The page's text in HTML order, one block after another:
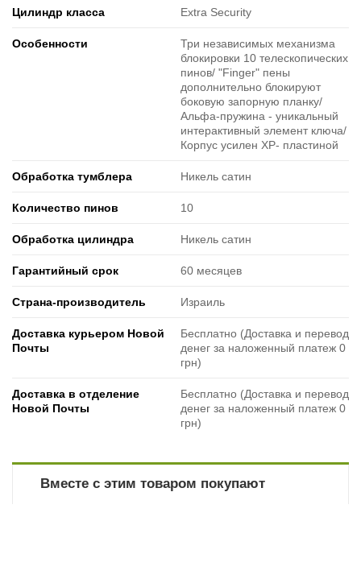
Цилиндр класса Extra Security
Особенности
Три независимых механизма
блокировки 10 телескопических
пинов/ "Finger" пены
дополнительно блокируют
боковую запорную планку/
Альфа-пружина - уникальный
интерактивный элемент ключа/
Корпус усилен XP- пластиной
Обработка тумблера Никель сатин
Количество пинов 10
Обработка цилиндра Никель сатин
Гарантийный срок 60 месяцев
Страна-производитель Израиль
Доставка курьером Новой
Почты
Бесплатно (Доставка и перевод
денег за наложенный платеж 0
грн)
Доставка в отделение
Новой Почты
Бесплатно (Доставка и перевод
денег за наложенный платеж 0
грн)
Вместе с этим товаром покупают